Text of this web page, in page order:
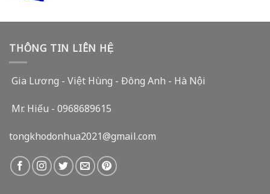
THÔNG TIN LIÊN HỆ
Gia Lương - Việt Hùng - Đông Anh - Hà Nội
Mr. Hiếu - 0968689615
tongkhodonhua2021@gmail.com